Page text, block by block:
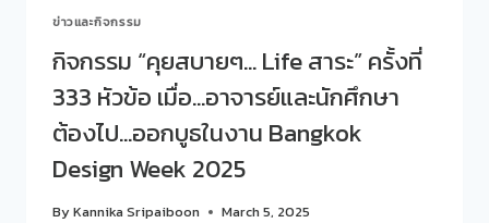
ข่าวและกิจกรรม
กิจกรรม “คุยสบายๆ… Life สาระ” ครั้งที่
333 หัวข้อ เมื่อ…อาจารย์และนักศึกษา
ต้องไป…ออกบูธในงาน Bangkok
Design Week 2025
ByKannika Sripaiboon March 5, 2025